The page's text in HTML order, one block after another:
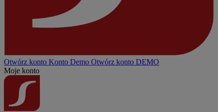
Otwórz konto Konto Demo Otwórz konto DEMO
Moje konto